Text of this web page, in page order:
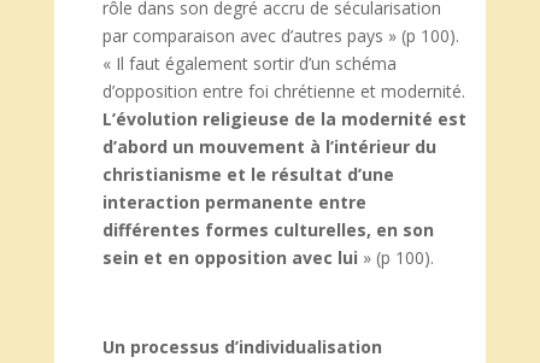
rôle dans son degré accru de sécularisation
par comparaison avec d’autres pays » (p 100).
« Il faut également sortir d’un schéma
d’opposition entre foi chrétienne et modernité.
L’évolution religieuse de la modernité est
d’abord un mouvement à l’intérieur du
christianisme et le résultat d’une
interaction permanente entre
différentes formes culturelles, en son
sein et en opposition avec lui » (p 100).
Un processus d’individualisation